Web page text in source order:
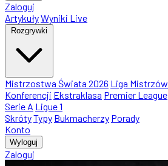
Zaloguj
ArtykułyWyniki Live
Rozgrywki
Mistrzostwa Świata 2026 Liga Mistrzów
Konferencji Ekstraklasa Premier League
Serie A Ligue 1
SkrótyTypy Bukmacherzy Porady
Konto
Wyloguj
Zaloguj